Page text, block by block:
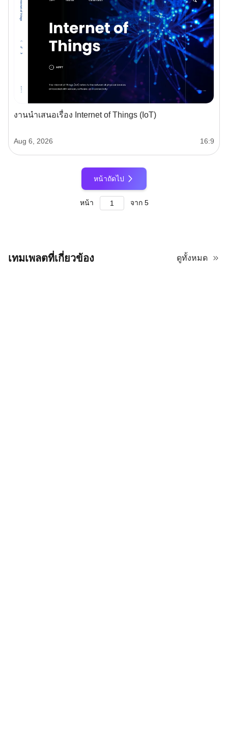
งานนำเสนอเรื่อง Internet of Things (IoT)
Aug 6, 2026 16:9
หน้าถัดไป
หน้า จาก 5
เทมเพลตที่เกี่ยวข้อง ดูทั้งหมด